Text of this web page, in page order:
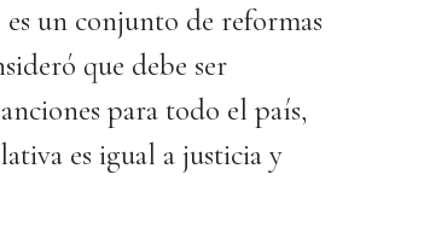
un conjunto de reformas
que debe ser
para todo el país,
es igual a justicia y